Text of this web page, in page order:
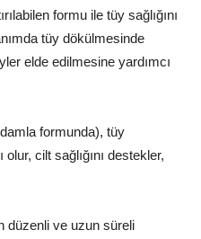
formu ile tüy sağlığını
tüy dökülmesinde
elde edilmesine yardımcı
formunda), tüy
cilt sağlığını destekler,
düzenli ve uzun süreli